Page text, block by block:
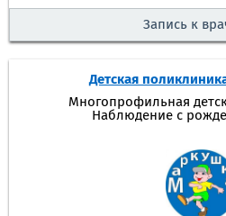
Запись к
Детская
Многопрофильная
Наблюдение с